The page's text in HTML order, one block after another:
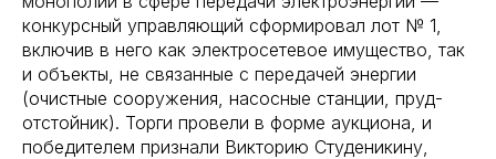
конкурсный управляющий сформировал лот № 1,
включив в него как электросетевое имущество, так
и объекты, не связанные с передачей энергии
(очистные сооружения, насосные станции, пруд-
отстойник). Торги провели в форме аукциона, и
победителем признали Викторию Студеникину,